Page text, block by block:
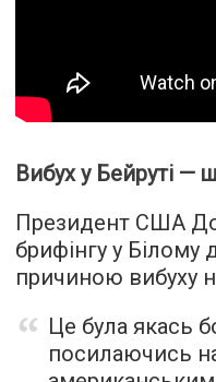
Вибух у Бейруті —
Президент США
брифінгу у
причиною вибуху
Це була якась
посилаючись